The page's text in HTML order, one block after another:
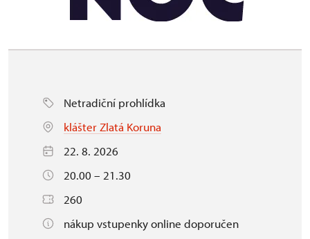
Netradiční prohlídka
klášter Zlatá Koruna
22. 8. 2026
20.00 – 21.30
260
nákup vstupenky online doporučen